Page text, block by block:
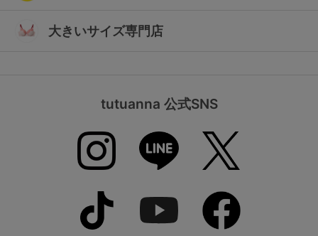
大きいサイズ専門店
tutuanna 公式SNS